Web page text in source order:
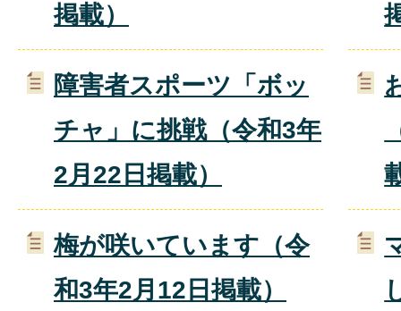
掲載）
障害者スポーツ「ボッ
チャ」に挑戦（令和3年
2月22日掲載）
梅が咲いています（令
和3年2月12日掲載）